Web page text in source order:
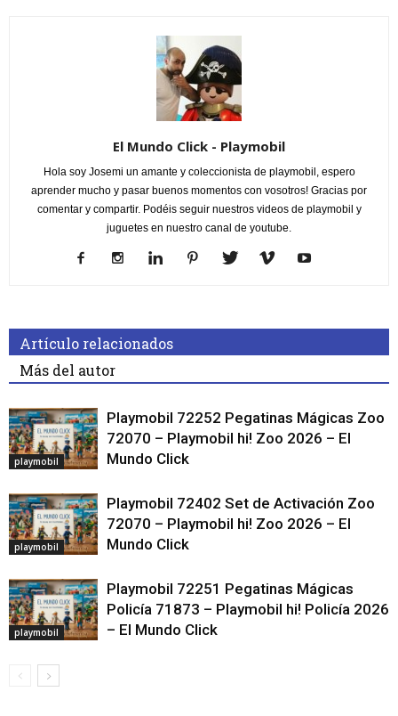
El Mundo Click - Playmobil
Hola soy Josemi un amante y coleccionista de playmobil, espero
aprender mucho y pasar buenos momentos con vosotros! Gracias por
comentar y compartir. Podéis seguir nuestros videos de playmobil y
juguetes en nuestro canal de youtube.
Artículo relacionados
Más del autor
playmobil
Playmobil 72252 Pegatinas Mágicas Zoo
72070 – Playmobil hi! Zoo 2026 – El
Mundo Click
playmobil
Playmobil 72402 Set de Activación Zoo
72070 – Playmobil hi! Zoo 2026 – El
Mundo Click
playmobil
Playmobil 72251 Pegatinas Mágicas
Policía 71873 – Playmobil hi! Policía 2026
– El Mundo Click